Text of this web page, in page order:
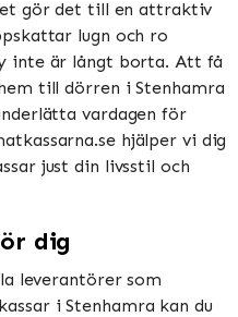
gör det till en attraktiv
lugn och ro
inte är långt borta. Att få
till dörren i Stenhamra
vardagen för
hjälper vi dig
just din livsstil och
dig
leverantörer som
i Stenhamra kan du